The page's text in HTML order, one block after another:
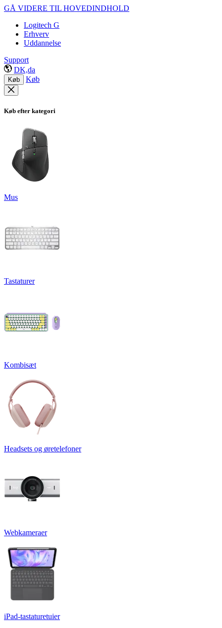
GÅ VIDERE TIL HOVEDINDHOLD
Logitech G
Erhverv
Uddannelse
Support
DK,da
Køb Køb
Køb efter kategori
Mus
Tastaturer
Kombisæt
Headsets og øretelefoner
Webkameraer
iPad-tastaturetuier